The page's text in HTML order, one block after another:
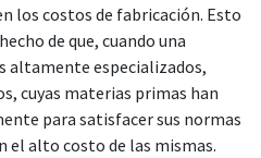
los costos de fabricación. Esto
de que, cuando una
altamente especializados,
cuyas materias primas han
para satisfacer sus normas
el alto costo de las mismas.